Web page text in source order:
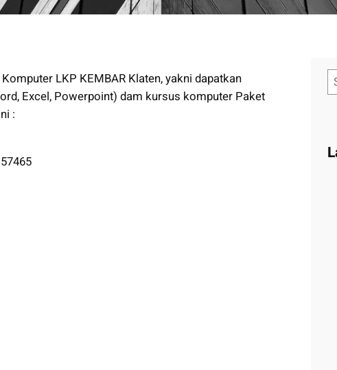
LKP KEMBAR Klaten, yakni dapatkan
Excel, Powerpoint) dam kursus komputer Paket
:
e
c